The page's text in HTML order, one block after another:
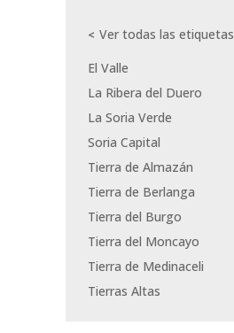
Ver todas las etiquetas
El Valle
La Ribera del Duero
La Soria Verde
Soria Capital
Tierra de Almazán
Tierra de Berlanga
Tierra del Burgo
Tierra del Moncayo
Tierra de Medinaceli
Tierras Altas